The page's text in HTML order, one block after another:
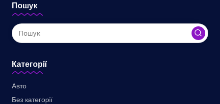
Пошук
Категорії
Авто
Без категорії